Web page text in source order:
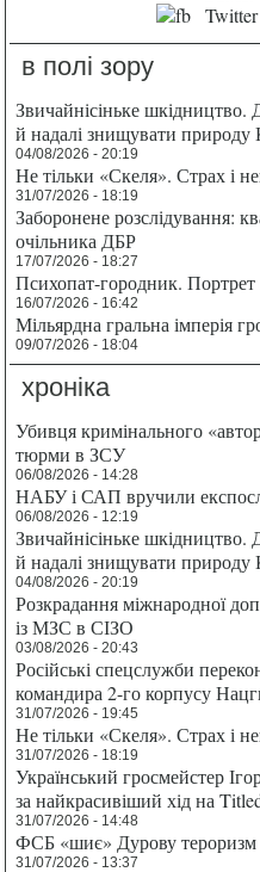
в полі зору
Звичайнісіньке
й надалі знищувати природу
04/08/2026 - 20:19
Не тільки «Скеля». Страх і
31/07/2026 - 18:19
Заборонене розслідування:
очільника ДБР
17/07/2026 - 18:27
Психопат-городник.
16/07/2026 - 16:42
Мільярдна гральна імперія
09/07/2026 - 18:04
хроніка
Убивця кримінального
тюрми в ЗСУ
06/08/2026 - 14:28
НАБУ і САП вручили
06/08/2026 - 12:19
Звичайнісіньке
й надалі знищувати природу
04/08/2026 - 20:19
Розкрадання міжнародної
із МЗС в СІЗО
03/08/2026 - 20:43
Російські спецслужби
командира 2-го корпусу
31/07/2026 - 19:45
Не тільки «Скеля». Страх і
31/07/2026 - 18:19
Український гросмейстер
за найкрасивіший хід на
31/07/2026 - 14:48
ФСБ «шиє» Дурову тероризм
31/07/2026 - 13:37